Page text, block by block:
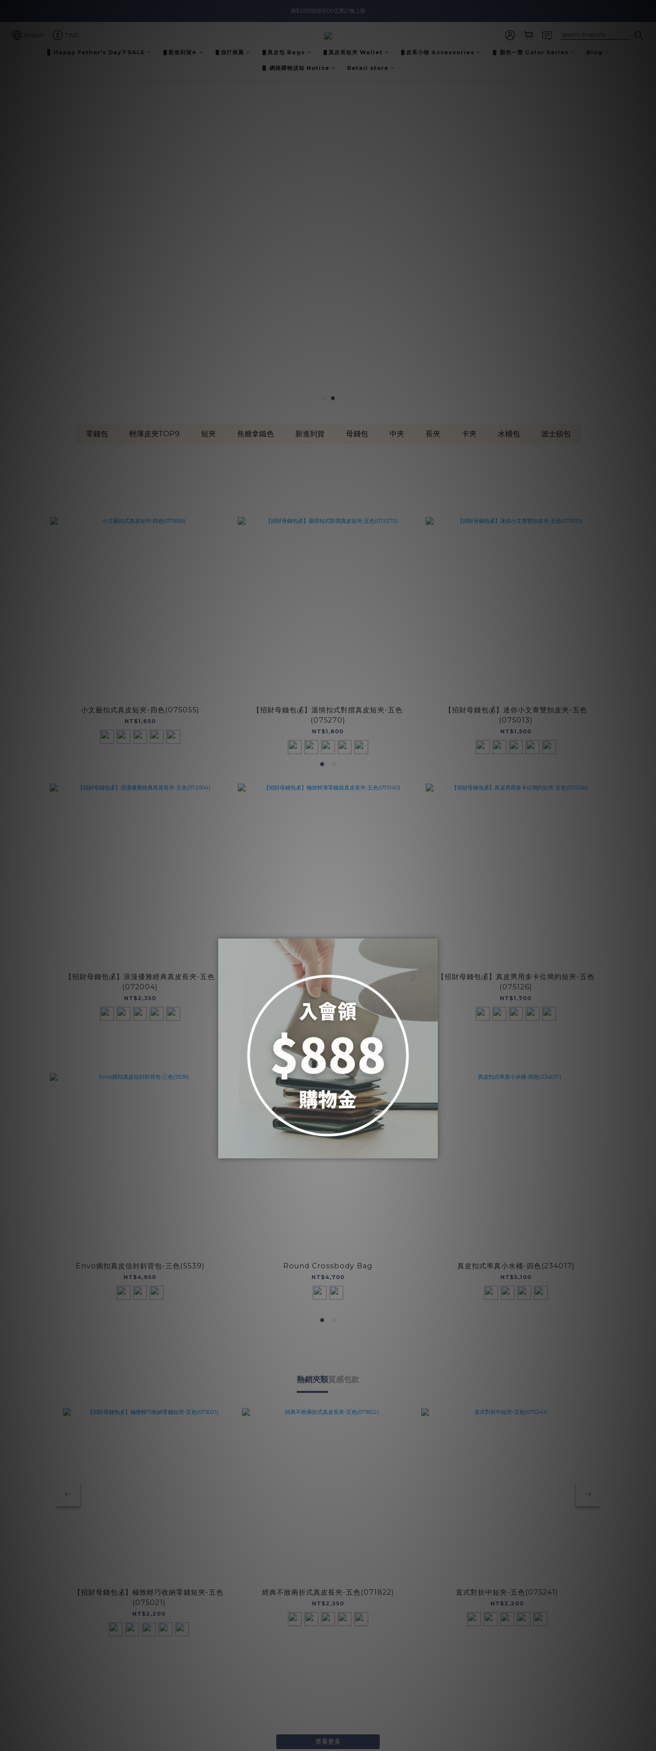
入會即領$888購物金🙌
滿$2000現折$100👏累計無上限
入會即領$888購物金🙌
English TWD
▋ Happy Father's Day👔SALE ▋新進到貨✈️ ▋強打推薦 ▋真皮包 Bags ▋真皮長短夾 Wallet ▋皮革小物 Accessories ▋ 顏色一覽 Color Series Blog
▋ 網路購物須知 Notice Retail store
零錢包 輕薄皮夾TOP9 短夾 焦糖拿鐵色 新進到貨 母錢包 中夾 長夾 卡夾 水桶包 波士頓包
小文藝扣式真皮短夾-四色(075055)
NT$1,650
【招財母錢包💰】溫情扣式對摺真皮短夾-五色
(075270)
NT$1,800
【招財母錢包💰】迷你小文青雙扣皮夾-五色
(075013)
NT$1,500
【招財母錢包💰】浪漫優雅經典真皮長夾-五色
(072004)
NT$2,350
【招財母錢包💰】極致輕薄零錢袋真皮長夾-五色
(075140)
NT$2,500
【招財母錢包💰】真皮男用多卡位簡約短夾-五色
(075126)
NT$1,700
Envo插扣真皮信封斜背包-三色(5539)
NT$4,950
Round Crossbody Bag
NT$4,700
真皮扣式率真小水桶-四色(234017)
NT$5,100
熱銷夾類質感包款
【招財母錢包💰】極致輕巧收納零錢短夾-五色
(075021)
NT$2,200
經典不敗兩折式真皮長夾-五色(071822)
NT$2,350
直式對折中短夾-五色(075241)
NT$2,200
查看更多